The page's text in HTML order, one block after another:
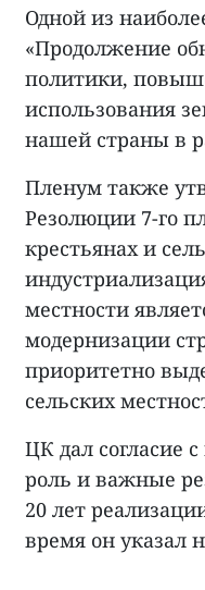
Одной из
«Продолжение
политики,
использования
нашей страны в
Пленум также
Резолюции 7-го
крестьянах и
местности
модернизации
приоритетно
сельских
ЦК дал согласие
роль и важные
20 лет
время он указал